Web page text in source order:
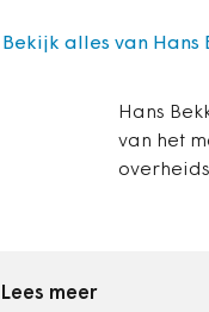
Hans
van het
Bekijk alles van Hans
Lees meer